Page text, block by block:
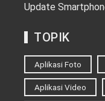
Update
TOPIK
Aplikasi Foto
Aplikasi Video